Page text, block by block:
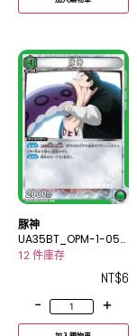
豚神
UA35BT_OPM-1-057
C
12 件庫存
NT$6
-
+